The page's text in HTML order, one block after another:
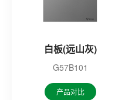
白板(远山灰)
G57B101
产品对比